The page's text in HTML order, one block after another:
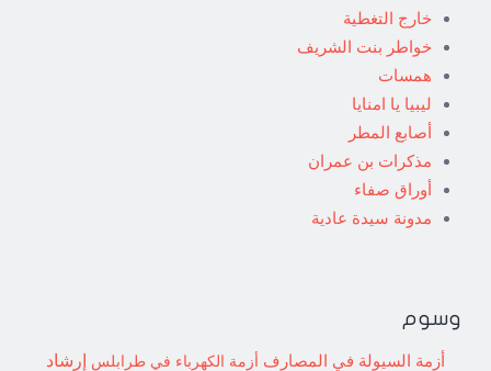
خارج التغطية
خواطر بنت الشريف
همسات
ليبيا يا امنايا
أصابع المطر
مذكرات بن عمران
أوراق صفاء
مدونة سيدة عادية
وسوم
أزمة السيولة في المصارف أزمة الكهرباء في طرابلس إرشاد